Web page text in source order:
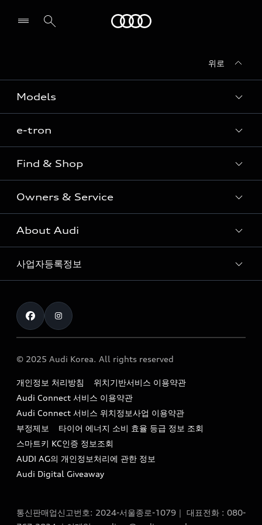
위로
Models
Sedan
SUV
Coupe
S range
e-tron
e-tron
Find & Shop
전시장/AAP 전시장/AS센터
아우디 신차 재고
아우디 모델 비교하기
아우디 공식 인증 중고차
The new Audi A6 Taste Drive 이벤트
Owners & Service
고객안내
Audi Connect
myAudiworld
내비게이션 데이터 다운로드
아우디 영상 매뉴얼
서비스 센터
서비스 프로그램
아우디 e-tron 케어 프로그램
사설수리업체를 위한 권고사항
About Audi
아우디 브랜드
Formula 1
Audi Story
아우디코리아 소식
아우디코리아 소개
아우디 스토리
아우디 브랜드 히스토리
quattro 시스템
사업자등록정보
통신판매업신고번호 : 2024-서울종로-1079
대표자명 : 틸 셰어
딩)
이메일 : audi_m@audi-ccc.co.kr
© 2025 Audi Korea. All rights reserved
개인정보 처리방침
위치기반서비스 이용약관
Audi Connect 서비스 이용약관
Audi Connect 서비스 위치정보사업 이용약관
부정제보
타이어 에너지 소비 효율 등급 정보 조회
스마트키 KC인증 정보조회
AUDI AG의 개인정보처리에 관한 정보
Audi Digital Giveaway
통신판매업신고번호: 2024-서울종로-1079｜ 대표전화 : 080-